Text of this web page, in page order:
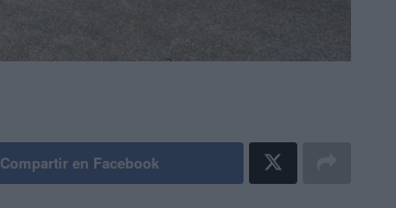
Compartir en Facebook